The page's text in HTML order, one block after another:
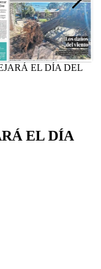
EL DÍA DEL
EL DÍA